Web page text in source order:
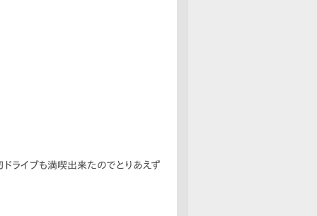
ライブも満喫出来たのでとりあえず